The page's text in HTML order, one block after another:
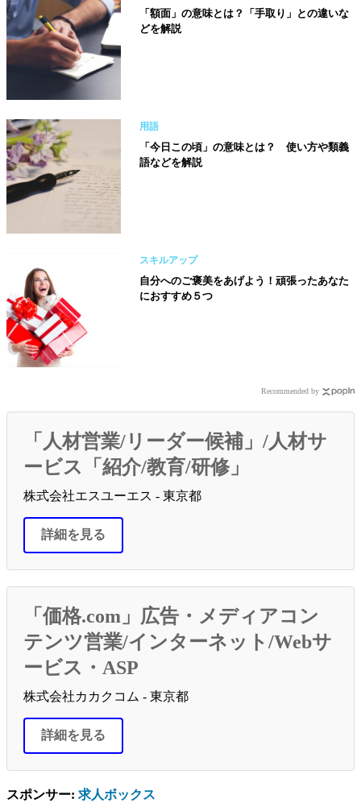
「額面」の意味とは？「手取り」との違いな
どを解説
用語
「今日この頃」の意味とは？ 使い方や類義
語などを解説
スキルアップ
自分へのご褒美をあげよう！頑張ったあなた
におすすめ５つ
Recommended by
「人材営業/リーダー候補」/人材サ
ービス「紹介/教育/研修」
株式会社エスユーエス - 東京都
詳細を見る
「価格.com」広告・メディアコン
テンツ営業/インターネット/Webサ
ービス・ASP
株式会社カカクコム - 東京都
詳細を見る
スポンサー: 求人ボックス